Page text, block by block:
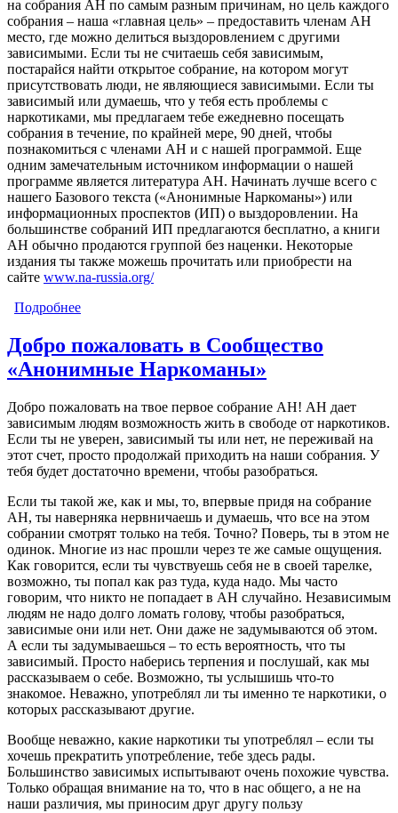
на собрания АН по самым разным причинам, но цель каждого
собрания – наша «главная цель» – предоставить членам АН
место, где можно делиться выздоровлением с другими
зависимыми. Если ты не считаешь себя зависимым,
постарайся найти открытое собрание, на котором могут
присутствовать люди, не являющиеся зависимыми. Если ты
зависимый или думаешь, что у тебя есть проблемы с
наркотиками, мы предлагаем тебе ежедневно посещать
собрания в течение, по крайней мере, 90 дней, чтобы
познакомиться с членами АН и с нашей программой. Еще
одним замечательным источником информации о нашей
программе является литература АН. Начинать лучше всего с
нашего Базового текста («Анонимные Наркоманы») или
информационных проспектов (ИП) о выздоровлении. На
большинстве собраний ИП предлагаются бесплатно, а книги
АН обычно продаются группой без наценки. Некоторые
издания ты также можешь прочитать или приобрести на
сайте www.na-russia.org/
Подробнее
Добро пожаловать в Сообщество
«Анонимные Наркоманы»
Добро пожаловать на твое первое собрание АН! АН дает
зависимым людям возможность жить в свободе от наркотиков.
Если ты не уверен, зависимый ты или нет, не переживай на
этот счет, просто продолжай приходить на наши собрания. У
тебя будет достаточно времени, чтобы разобраться.
Если ты такой же, как и мы, то, впервые придя на собрание
АН, ты наверняка нервничаешь и думаешь, что все на этом
собрании смотрят только на тебя. Точно? Поверь, ты в этом не
одинок. Многие из нас прошли через те же самые ощущения.
Как говорится, если ты чувствуешь себя не в своей тарелке,
возможно, ты попал как раз туда, куда надо. Мы часто
говорим, что никто не попадает в АН случайно. Независимым
людям не надо долго ломать голову, чтобы разобраться,
зависимые они или нет. Они даже не задумываются об этом.
А если ты задумываешься – то есть вероятность, что ты
зависимый. Просто наберись терпения и послушай, как мы
рассказываем о себе. Возможно, ты услышишь что-то
знакомое. Неважно, употреблял ли ты именно те наркотики, о
которых рассказывают другие.
Вообще неважно, какие наркотики ты употреблял – если ты
хочешь прекратить употребление, тебе здесь рады.
Большинство зависимых испытывают очень похожие чувства.
Только обращая внимание на то, что в нас общего, а не на
наши различия, мы приносим друг другу пользу